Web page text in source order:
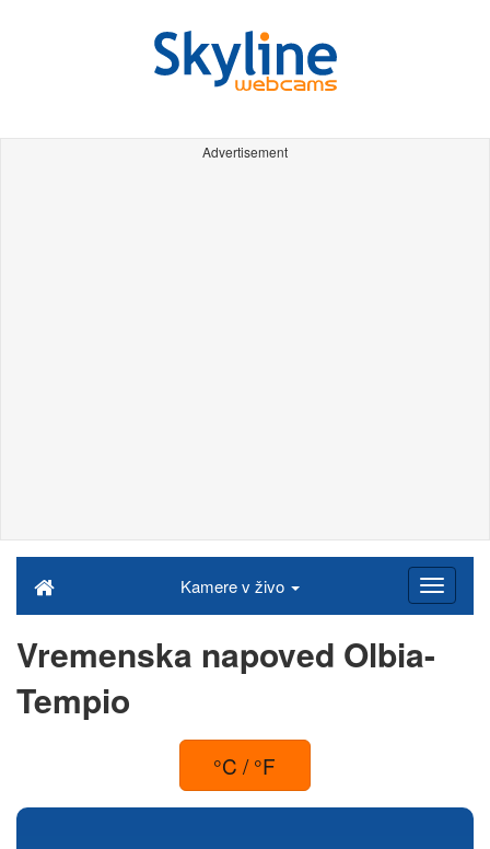
Advertisement
Kamere v živo
Vremenska napoved Olbia-
Tempio
°C / °F